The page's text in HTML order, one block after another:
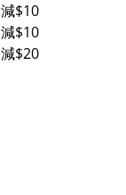
$10
$10
$20